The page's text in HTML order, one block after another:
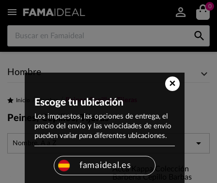
 0

Hombre
Inicio Hombre Peines, Cepillos, Tijeras
Peines, Cepillos, Tijeras
Nombre, A a Z 
Acca Kappa Colección
Barberia Cepillo Barbas
×
Escoge tu ubicación
Los impuestos, las opciones de entrega, el
precio del envío y las velocidades de envío
pueden variar para diferentes ubicaciones.
famaideal.es